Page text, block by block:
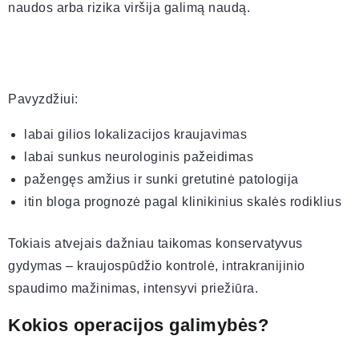
naudos arba rizika viršija galimą naudą.
Pavyzdžiui:
labai gilios lokalizacijos kraujavimas
labai sunkus neurologinis pažeidimas
pažengęs amžius ir sunki gretutinė patologija
itin bloga prognozė pagal klinikinius skalės rodiklius
Tokiais atvejais dažniau taikomas konservatyvus
gydymas – kraujospūdžio kontrolė, intrakranijinio
spaudimo mažinimas, intensyvi priežiūra.
Kokios operacijos galimybės?